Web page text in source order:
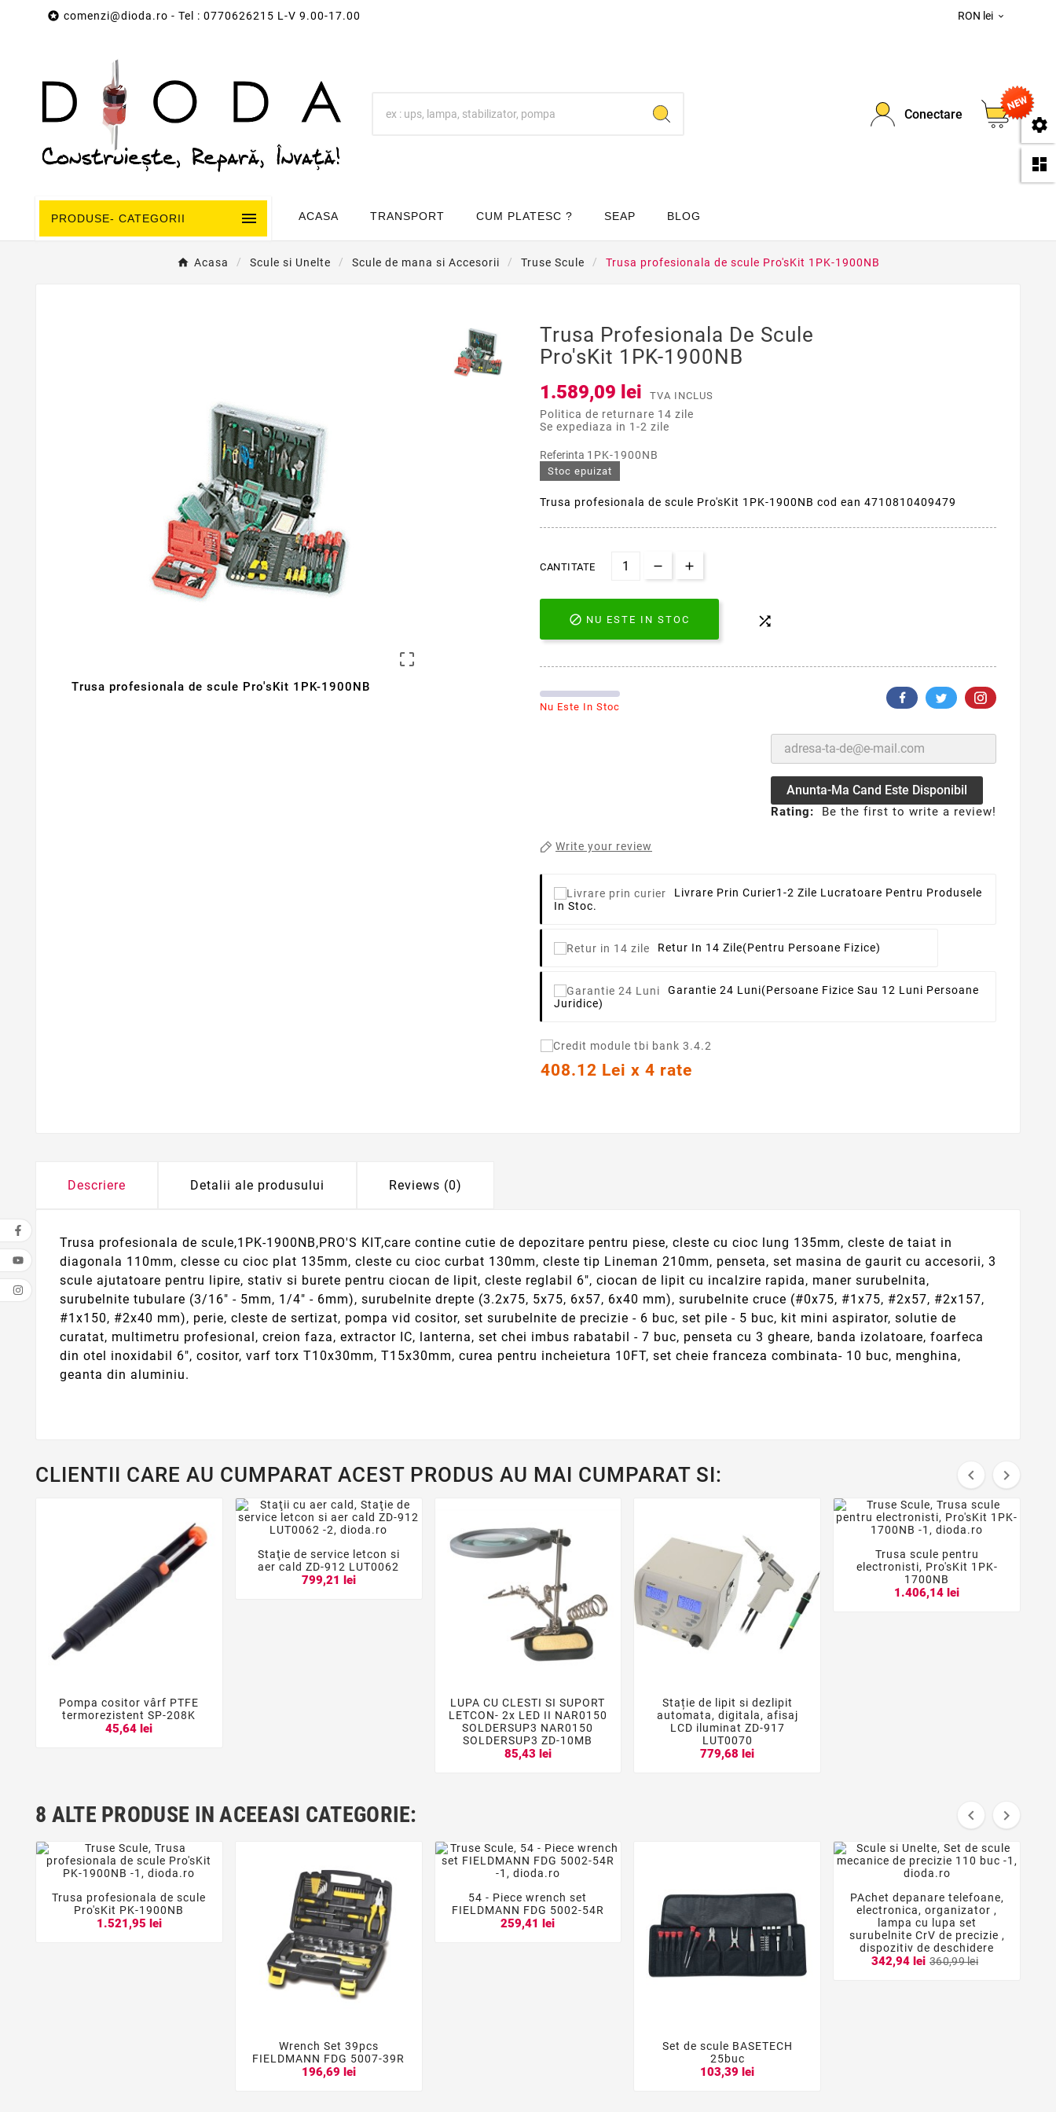
 comenzi@dioda.ro - Tel : 0770626215 L-V 9.00-17.00 RON lei 
Conectare
0
PRODUSE- CATEGORII  ACASA TRANSPORT CUM PLATESC ? SEAP BLOG
Acasa Scule si Unelte Scule de mana si Accesorii Truse Scule Trusa profesionala de scule Pro'sKit 1PK-1900NB

Trusa profesionala de scule Pro'sKit 1PK-1900NB
Trusa Profesionala De Scule
Pro'sKit 1PK-1900NB
1.589,09 lei TVA INCLUS
Politica de returnare 14 zile
Se expediaza in 1-2 zile
Referinta 1PK-1900NB
Stoc epuizat
Trusa profesionala de scule Pro'sKit 1PK-1900NB cod ean 4710810409479
CANTITATE
 NU ESTE IN STOC 
Nu Este In Stoc
Anunta-Ma Cand Este Disponibil
Rating: Be the first to write a review!
Write your review
Livrare Prin Curier1-2 Zile Lucratoare Pentru Produsele
In Stoc.
Retur In 14 Zile(pentru Persoane Fizice)
Garantie 24 Luni(persoane Fizice Sau 12 Luni Persoane
Juridice)
408.12 Lei x 4 rate
Descriere Detalii ale produsului Reviews (0)
Trusa profesionala de scule,1PK-1900NB,PRO'S KIT,care contine cutie de depozitare pentru piese, cleste cu cioc lung 135mm, cleste de taiat in
diagonala 110mm, clesse cu cioc plat 135mm, cleste cu cioc curbat 130mm, cleste tip Lineman 210mm, penseta, set masina de gaurit cu accesorii, 3
scule ajutatoare pentru lipire, stativ si burete pentru ciocan de lipit, cleste reglabil 6", ciocan de lipit cu incalzire rapida, maner surubelnita,
surubelnite tubulare (3/16" - 5mm, 1/4" - 6mm), surubelnite drepte (3.2x75, 5x75, 6x57, 6x40 mm), surubelnite cruce (#0x75, #1x75, #2x57, #2x157,
#1x150, #2x40 mm), perie, cleste de sertizat, pompa vid cositor, set surubelnite de precizie - 6 buc, set pile - 5 buc, kit mini aspirator, solutie de
curatat, multimetru profesional, creion faza, extractor IC, lanterna, set chei imbus rabatabil - 7 buc, penseta cu 3 gheare, banda izolatoare, foarfeca
din otel inoxidabil 6", cositor, varf torx T10x30mm, T15x30mm, curea pentru incheietura 10FT, set cheie franceza combinata- 10 buc, menghina,
geanta din aluminiu.
CLIENTII CARE AU CUMPARAT ACEST PRODUS AU MAI CUMPARAT SI:  
  
Pompa cositor vârf PTFE
termorezistent SP-208K
45,64 lei
  
Staţie de service letcon si
aer cald ZD-912 LUT0062
799,21 lei
  
LUPA CU CLESTI SI SUPORT
LETCON- 2x LED II NAR0150
SOLDERSUP3 NAR0150
SOLDERSUP3 ZD-10MB
85,43 lei
  
Stație de lipit si dezlipit
automata, digitala, afisaj
LCD iluminat ZD-917
LUT0070
779,68 lei
  
Trusa scule pentru
electronisti, Pro'sKit 1PK-
1700NB
1.406,14 lei
8 ALTE PRODUSE IN ACEEASI CATEGORIE:  
  
Trusa profesionala de scule
Pro'sKit PK-1900NB
1.521,95 lei
  
Wrench Set 39pcs
FIELDMANN FDG 5007-39R
196,69 lei
  
54 - Piece wrench set
FIELDMANN FDG 5002-54R
259,41 lei

Set de scule BASETECH
25buc
103,39 lei
  
PAchet depanare telefoane,
electronica, organizator ,
lampa cu lupa set
surubelnite CrV de precizie ,
dispozitiv de deschidere
342,94 lei 360,99 lei